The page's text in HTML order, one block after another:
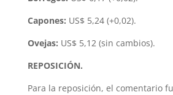
Capones: US$ 5,24 (+0,02).
Ovejas: US$ 5,12 (sin cambios).
REPOSICIÓN.
Para la reposición, el comentario